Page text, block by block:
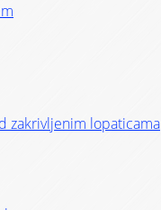
zakrivljenim lopaticama